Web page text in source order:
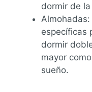
dormir de
específicas
dormir
mayor
sueño.